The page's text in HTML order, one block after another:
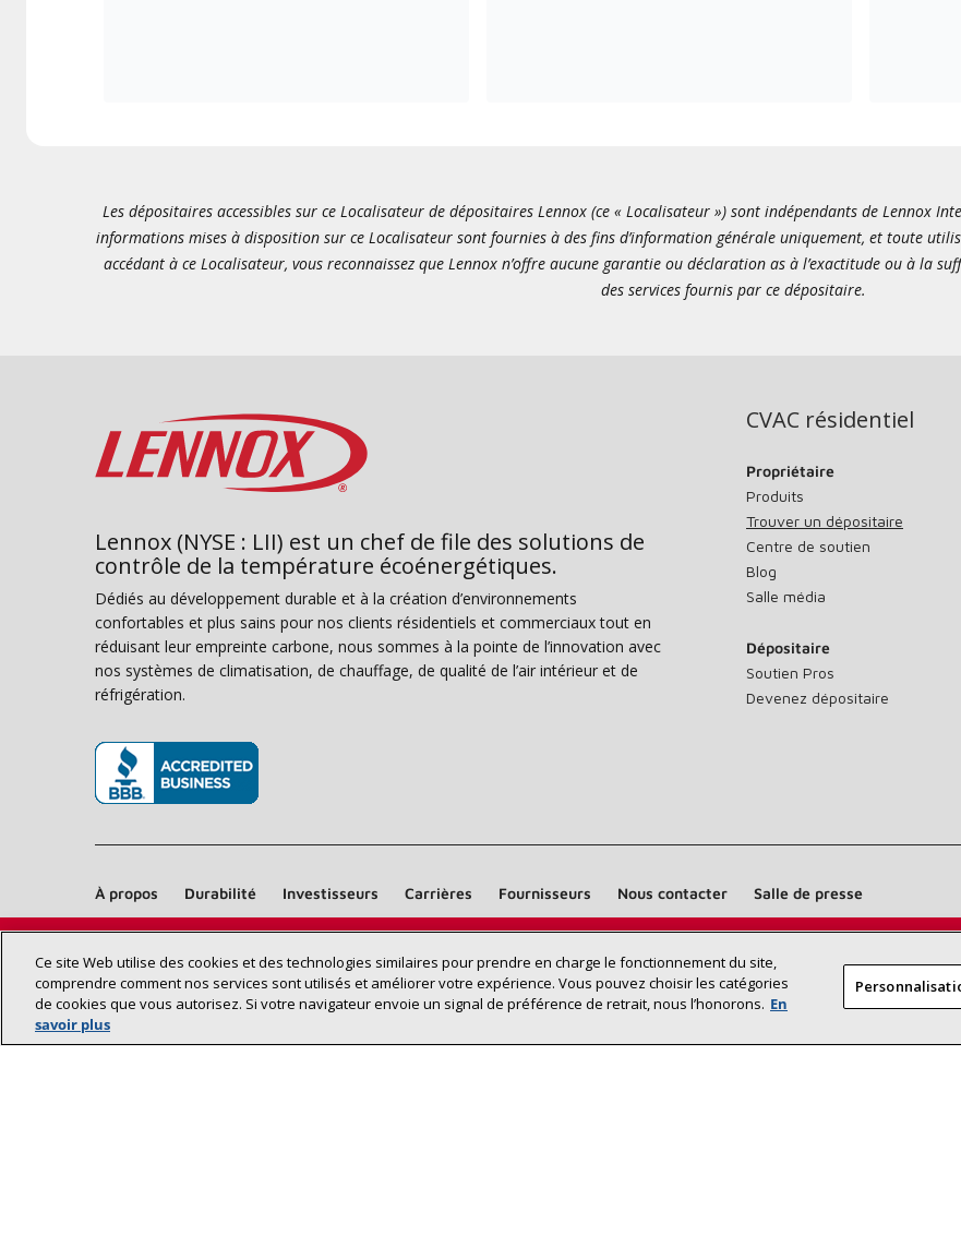
Les dépositaires accessibles sur ce Localisateur de dépositaires Lennox (ce « Localisateur ») sont indépendants de Lennox
informations mises à disposition sur ce Localisateur sont fournies à des fins d’information générale uniquement, et toute
accédant à ce Localisateur, vous reconnaissez que Lennox n’offre aucune garantie ou déclaration as à l’exactitude ou à la
des services fournis par ce dépositaire.
Trouvez un dépositaire Lennox près
de chez vous
Lennox (NYSE : LII) est un chef de file des solutions de
contrôle de la température écoénergétiques.
Dédiés au développement durable et à la création d’environnements
confortables et plus sains pour nos clients résidentiels et commerciaux tout en
réduisant leur empreinte carbone, nous sommes à la pointe de l’innovation avec
nos systèmes de climatisation, de chauffage, de qualité de l’air intérieur et de
réfrigération.
CVAC résidentiel
Propriétaire
Produits
Trouver un dépositaire
Centre de soutien
Blog
Salle média
Dépositaire
Soutien Pros
Devenez dépositaire
À propos Durabilité Investisseurs Carrières Fournisseurs Nous contacter Salle de presse
Ce site Web utilise des cookies et des technologies similaires pour prendre en charge le fonctionnement du site,
comprendre comment nos services sont utilisés et améliorer votre expérience. Vous pouvez choisir les catégories
de cookies que vous autorisez. Si votre navigateur envoie un signal de préférence de retrait, nous l’honorons. En
savoir plus